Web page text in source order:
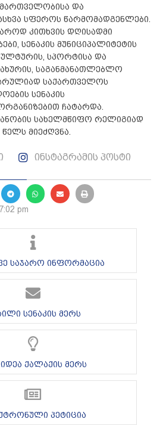
და
სფეროს წარმომადგენლები.
კითხვის დღისადმი
სენაკის მუნიციპალიტეტის
სპორტისა და
საგანმანათლებლო
საქართველოს
სენაკის
ჩატარდა.
სახელმწიფო რელიგიად
მიეძღვნა.
ინსტაგრამის პოსტი
7:02 pm
საჯარო ინფორმაცია
სენაკის მერს
იდეა ქალაქის მერს
პეტიცია